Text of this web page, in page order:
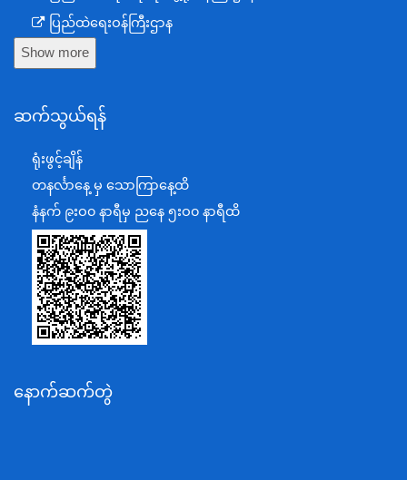
ပြည်ထဲရေးဝန်ကြီးဌာန
ကာကွယ်ရေးဝန်ကြီးဌာန
စီမံကိန်း၊ဘဏ္ဍာရေးနှင့်စက်မှုဝန်ကြီးဌာန
အပြည်ပြည်ဆိုင်ရာပူးပေါင်းဆောင်ရွက်ရေးဝန်ကြီးဌာန
ပြန်ကြားရေးဝန်ကြီးဌာန
သာသနာရေးနှင့် ယဉ်ကျေးမှုဝန်ကြီးဌာန
စိုက်ပျိုးရေး၊မွေးမြူရေးနှင့်ဆည်မြောင်းဝန်ကြီးဌာန
ပို့ဆောင်ရေးနှင့်ဆက်သွယ်ရေးဝန်ကြီးဌာန
သယံဇာတနှင့်ပတ်ဝန်းကျင်ထိန်းသိမ်းရေးဝန်ကြီးဌာန
အလုပ်သမား၊လူဝင်မှုကြီးကြပ်ရေးနှင့်ပြည်သူ့အင်အား
Show more
ဆက်သွယ်ရန်
ရုံးဖွင့်ချိန်
တနင်္လာနေ့ မှ သောကြာနေ့ထိ
နံနက် ၉းဝ၀ နာရီမှ ညနေ ၅းဝ၀ နာရီထိ
နောက်ဆက်တွဲ